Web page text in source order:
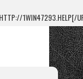
1WIN47293.HELP[/